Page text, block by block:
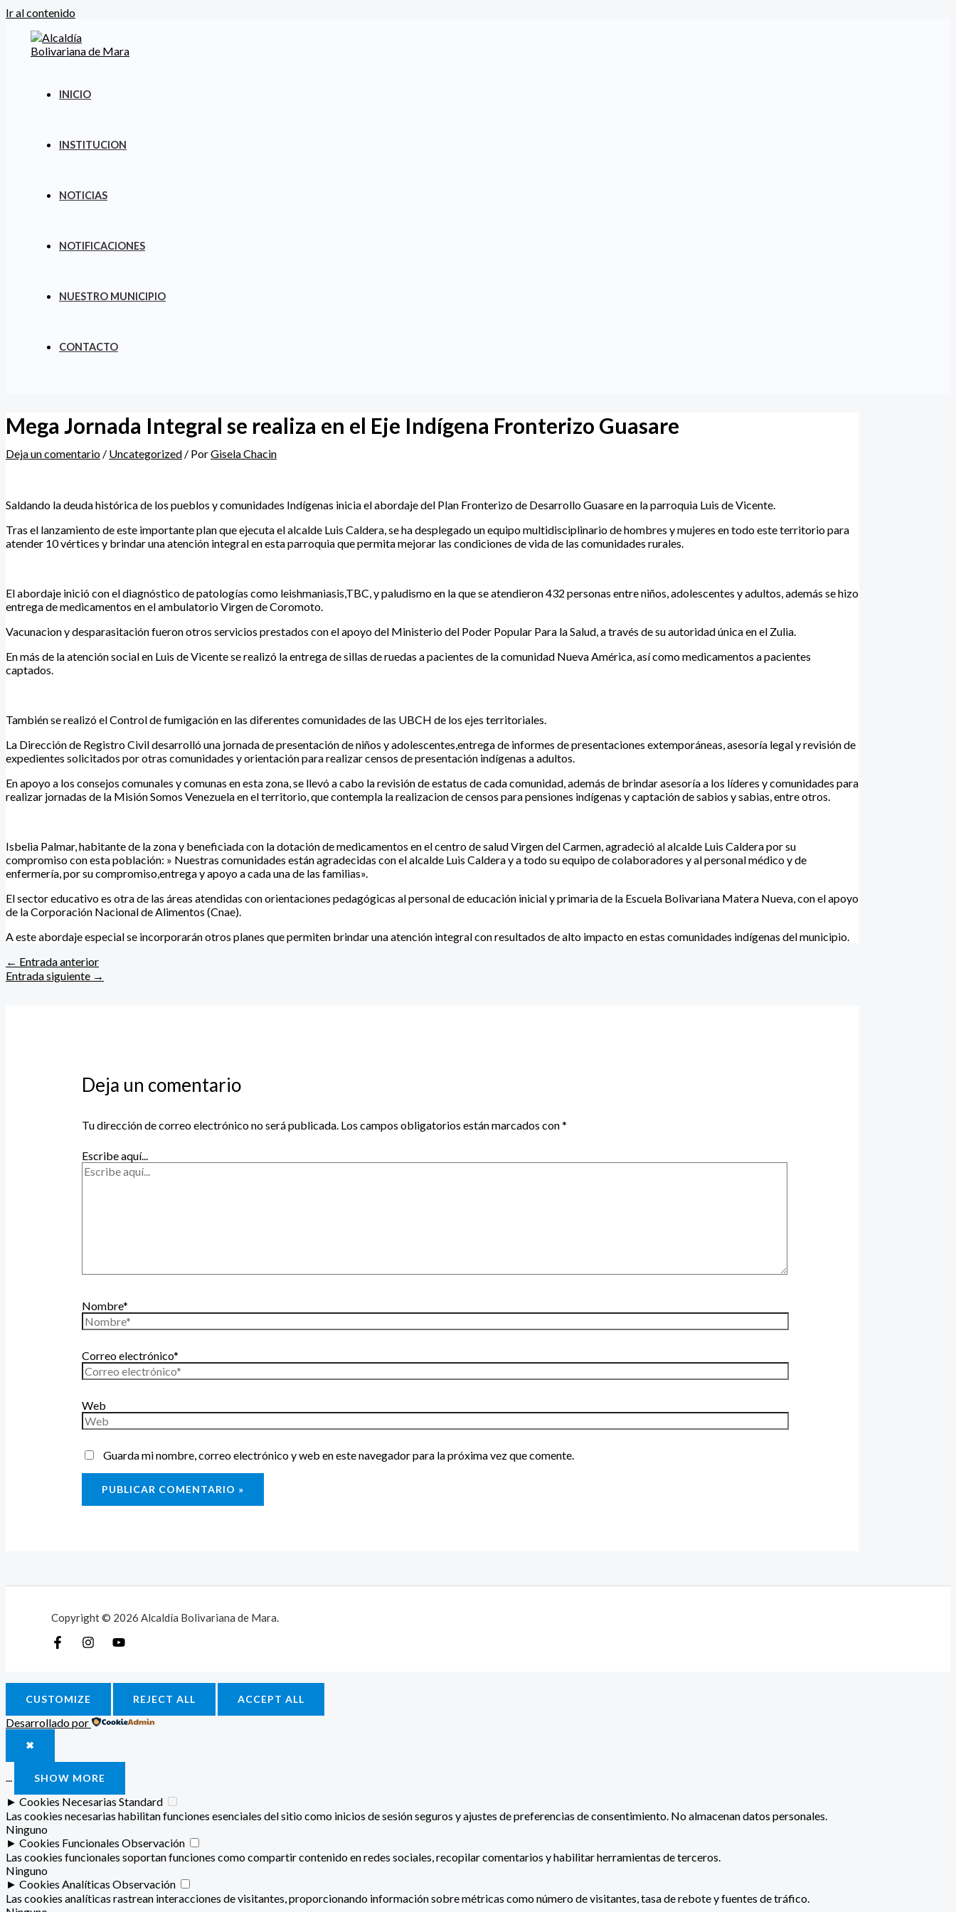
Ir al contenido
INICIO
INSTITUCION
NOTICIAS
NOTIFICACIONES
NUESTRO MUNICIPIO
CONTACTO
Mega Jornada Integral se realiza en el Eje Indígena Fronterizo Guasare
Deja un comentario / Uncategorized / PorGisela Chacin
Saldando la deuda histórica de los pueblos y comunidades Indígenas inicia el abordaje del Plan Fronterizo de Desarrollo Guasare en la parroquia Luis de Vicente.
Tras el lanzamiento de este importante plan que ejecuta el alcalde Luis Caldera, se ha desplegado un equipo multidisciplinario de hombres y mujeres en todo este territorio para
atender 10 vértices y brindar una atención integral en esta parroquia que permita mejorar las condiciones de vida de las comunidades rurales.
El abordaje inició con el diagnóstico de patologías como leishmaniasis,TBC, y paludismo en la que se atendieron 432 personas entre niños, adolescentes y adultos, además se hizo
entrega de medicamentos en el ambulatorio Virgen de Coromoto.
Vacunacion y desparasitación fueron otros servicios prestados con el apoyo del Ministerio del Poder Popular Para la Salud, a través de su autoridad única en el Zulia.
En más de la atención social en Luis de Vicente se realizó la entrega de sillas de ruedas a pacientes de la comunidad Nueva América, así como medicamentos a pacientes
captados.
También se realizó el Control de fumigación en las diferentes comunidades de las UBCH de los ejes territoriales.
La Dirección de Registro Civil desarrolló una jornada de presentación de niños y adolescentes,entrega de informes de presentaciones extemporáneas, asesoría legal y revisión de
expedientes solicitados por otras comunidades y orientación para realizar censos de presentación indígenas a adultos.
En apoyo a los consejos comunales y comunas en esta zona, se llevó a cabo la revisión de estatus de cada comunidad, además de brindar asesoría a los líderes y comunidades para
realizar jornadas de la Misión Somos Venezuela en el territorio, que contempla la realizacion de censos para pensiones indígenas y captación de sabios y sabias, entre otros.
Isbelia Palmar, habitante de la zona y beneficiada con la dotación de medicamentos en el centro de salud Virgen del Carmen, agradeció al alcalde Luis Caldera por su
compromiso con esta población: » Nuestras comunidades están agradecidas con el alcalde Luis Caldera y a todo su equipo de colaboradores y al personal médico y de
enfermería, por su compromiso,entrega y apoyo a cada una de las familias».
El sector educativo es otra de las áreas atendidas con orientaciones pedagógicas al personal de educación inicial y primaria de la Escuela Bolivariana Matera Nueva, con el apoyo
de la Corporación Nacional de Alimentos (Cnae).
A este abordaje especial se incorporarán otros planes que permiten brindar una atención integral con resultados de alto impacto en estas comunidades indígenas del municipio.
← Entrada anterior
Entrada siguiente →
Deja un comentario
Tu dirección de correo electrónico no será publicada. Los campos obligatorios están marcados con*
Escribe aquí...
Nombre*
Correo electrónico*
Web
Guarda mi nombre, correo electrónico y web en este navegador para la próxima vez que comente.
Copyright © 2026 Alcaldía Bolivariana de Mara.
CUSTOMIZE REJECT ALL ACCEPT ALL
Desarrollado por
✖
... SHOW MORE
► Cookies Necesarias Standard
Las cookies necesarias habilitan funciones esenciales del sitio como inicios de sesión seguros y ajustes de preferencias de consentimiento. No almacenan datos personales.
Ninguno
► Cookies Funcionales Observación
Las cookies funcionales soportan funciones como compartir contenido en redes sociales, recopilar comentarios y habilitar herramientas de terceros.
Ninguno
► Cookies Analíticas Observación
Las cookies analíticas rastrean interacciones de visitantes, proporcionando información sobre métricas como número de visitantes, tasa de rebote y fuentes de tráfico.